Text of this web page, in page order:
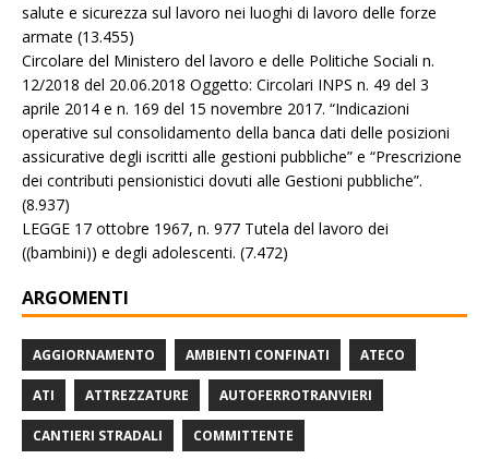
salute e sicurezza sul lavoro nei luoghi di lavoro delle forze
armate (13.455)
Circolare del Ministero del lavoro e delle Politiche Sociali n.
12/2018 del 20.06.2018 Oggetto: Circolari INPS n. 49 del 3
aprile 2014 e n. 169 del 15 novembre 2017. “Indicazioni
operative sul consolidamento della banca dati delle posizioni
assicurative degli iscritti alle gestioni pubbliche” e “Prescrizione
dei contributi pensionistici dovuti alle Gestioni pubbliche”.
(8.937)
LEGGE 17 ottobre 1967, n. 977 Tutela del lavoro dei
((bambini)) e degli adolescenti. (7.472)
ARGOMENTI
AGGIORNAMENTO AMBIENTI CONFINATI ATECO
ATI ATTREZZATURE AUTOFERROTRANVIERI
CANTIERI STRADALI COMMITTENTE